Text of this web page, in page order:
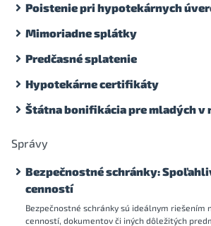
Poistenie pri hypotekárnych
Mimoriadne splátky
Predčasné splatenie
Hypotekárne certifikáty
Štátna bonifikácia pre mladých v
Správy
Bezpečnostné schránky:
cenností
Bezpečnostné schránky sú ideálnym riešením
cenností, dokumentov či iných dôležitých